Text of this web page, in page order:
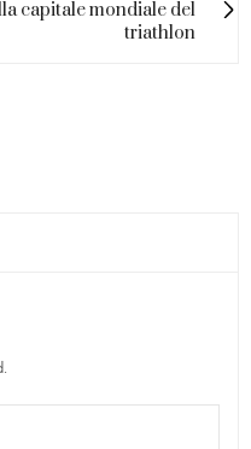
capitale mondiale del
triathlon